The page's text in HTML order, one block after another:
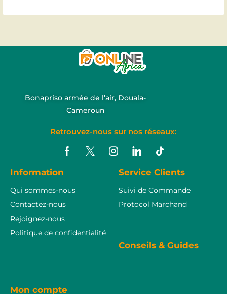
Bonapriso armée de l’air, Douala-
Cameroun
Retrouvez-nous sur nos réseaux:
Information
Qui sommes-nous
Contactez-nous
Rejoignez-nous
Politique de confidentialité
Service Clients
Suivi de Commande
Protocol Marchand
Conseils & Guides
Mon compte